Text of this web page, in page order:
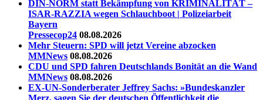
DIN-NORM statt Bekämpfung von KRIMINALITÄT –
ISAR-RAZZIA wegen Schlauchboot | Polizeiarbeit
Bayern
Pressecop24 08.08.2026
Mehr Steuern: SPD will jetzt Vereine abzocken
MMNews 08.08.2026
CDU und SPD fahren Deutschlands Bonität an die Wand
MMNews 08.08.2026
EX-UN-Sonderberater Jeffrey Sachs: »Bundeskanzler
Merz, sagen Sie der deutschen Öffentlichkeit die